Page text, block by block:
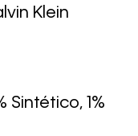
Klein
Sintético, 1%